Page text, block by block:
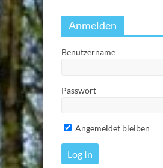
Anmelden
Benutzername
Passwort
Angemeldet bleiben